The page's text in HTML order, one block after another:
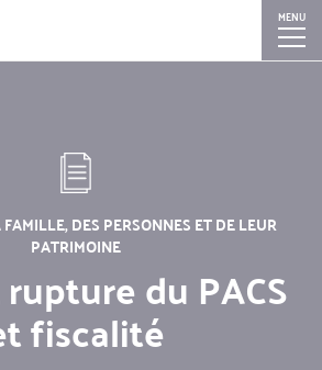
MENU
DES PERSONNES ET DE LEUR
PATRIMOINE
du PACS
fiscalité